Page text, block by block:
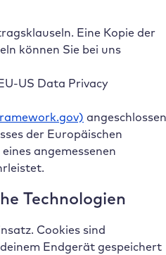
Eine Kopie der
können Sie bei uns
US Data Privacy
der Europäischen
angemessenen
Technologien
Cookies sind
Endgerät gespeichert